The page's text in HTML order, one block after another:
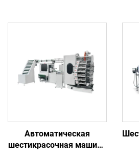
Автоматическая
шестикрасочная машина